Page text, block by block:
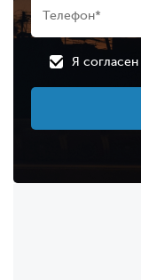
Я согласен